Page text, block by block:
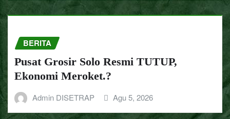
BERITA
Pusat Grosir Solo Resmi TUTUP,
Ekonomi Meroket.?
Admin DISETRAP Agu 5, 2026